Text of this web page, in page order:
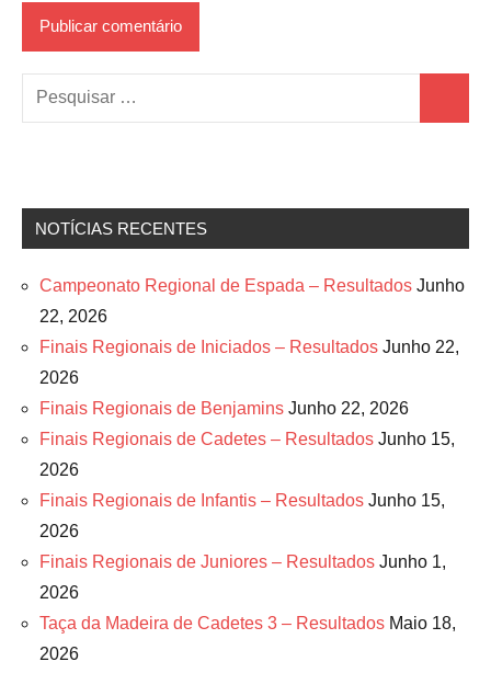
Pesquisar
por:
NOTÍCIAS RECENTES
Campeonato Regional de Espada – Resultados Junho
22, 2026
Finais Regionais de Iniciados – Resultados Junho 22,
2026
Finais Regionais de Benjamins Junho 22, 2026
Finais Regionais de Cadetes – Resultados Junho 15,
2026
Finais Regionais de Infantis – Resultados Junho 15,
2026
Finais Regionais de Juniores – Resultados Junho 1,
2026
Taça da Madeira de Cadetes 3 – Resultados Maio 18,
2026